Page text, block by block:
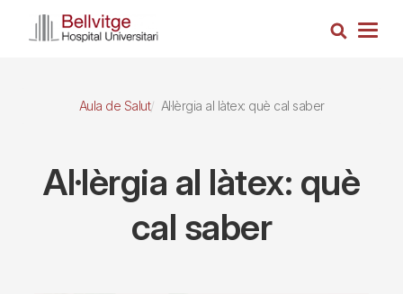
Cerca
Aula de Salut Al·lèrgia al làtex: què cal saber
Al·lèrgia al làtex: què
cal saber